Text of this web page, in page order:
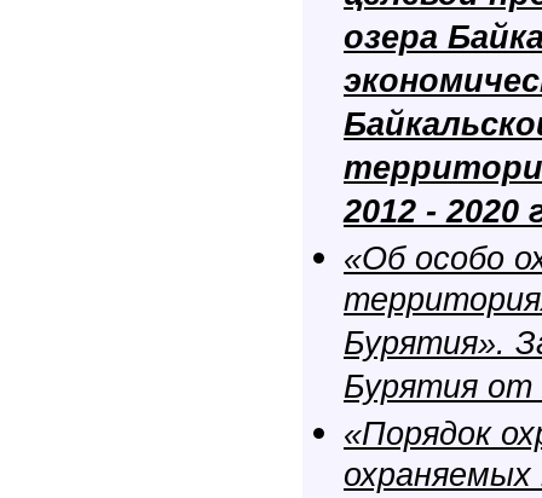
озера
2012 - 2020
«Об особо
Бурятия».
Бурятия от
«Порядок